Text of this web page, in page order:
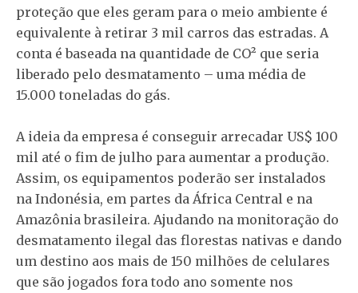
proteção que eles geram para o meio ambiente é
equivalente à retirar 3 mil carros das estradas. A
conta é baseada na quantidade de CO² que seria
liberado pelo desmatamento – uma média de
15.000 toneladas do gás.
A ideia da empresa é conseguir arrecadar US$ 100
mil até o fim de julho para aumentar a produção.
Assim, os equipamentos poderão ser instalados
na Indonésia, em partes da África Central e na
Amazônia brasileira. Ajudando na monitoração do
desmatamento ilegal das florestas nativas e dando
um destino aos mais de 150 milhões de celulares
que são jogados fora todo ano somente nos